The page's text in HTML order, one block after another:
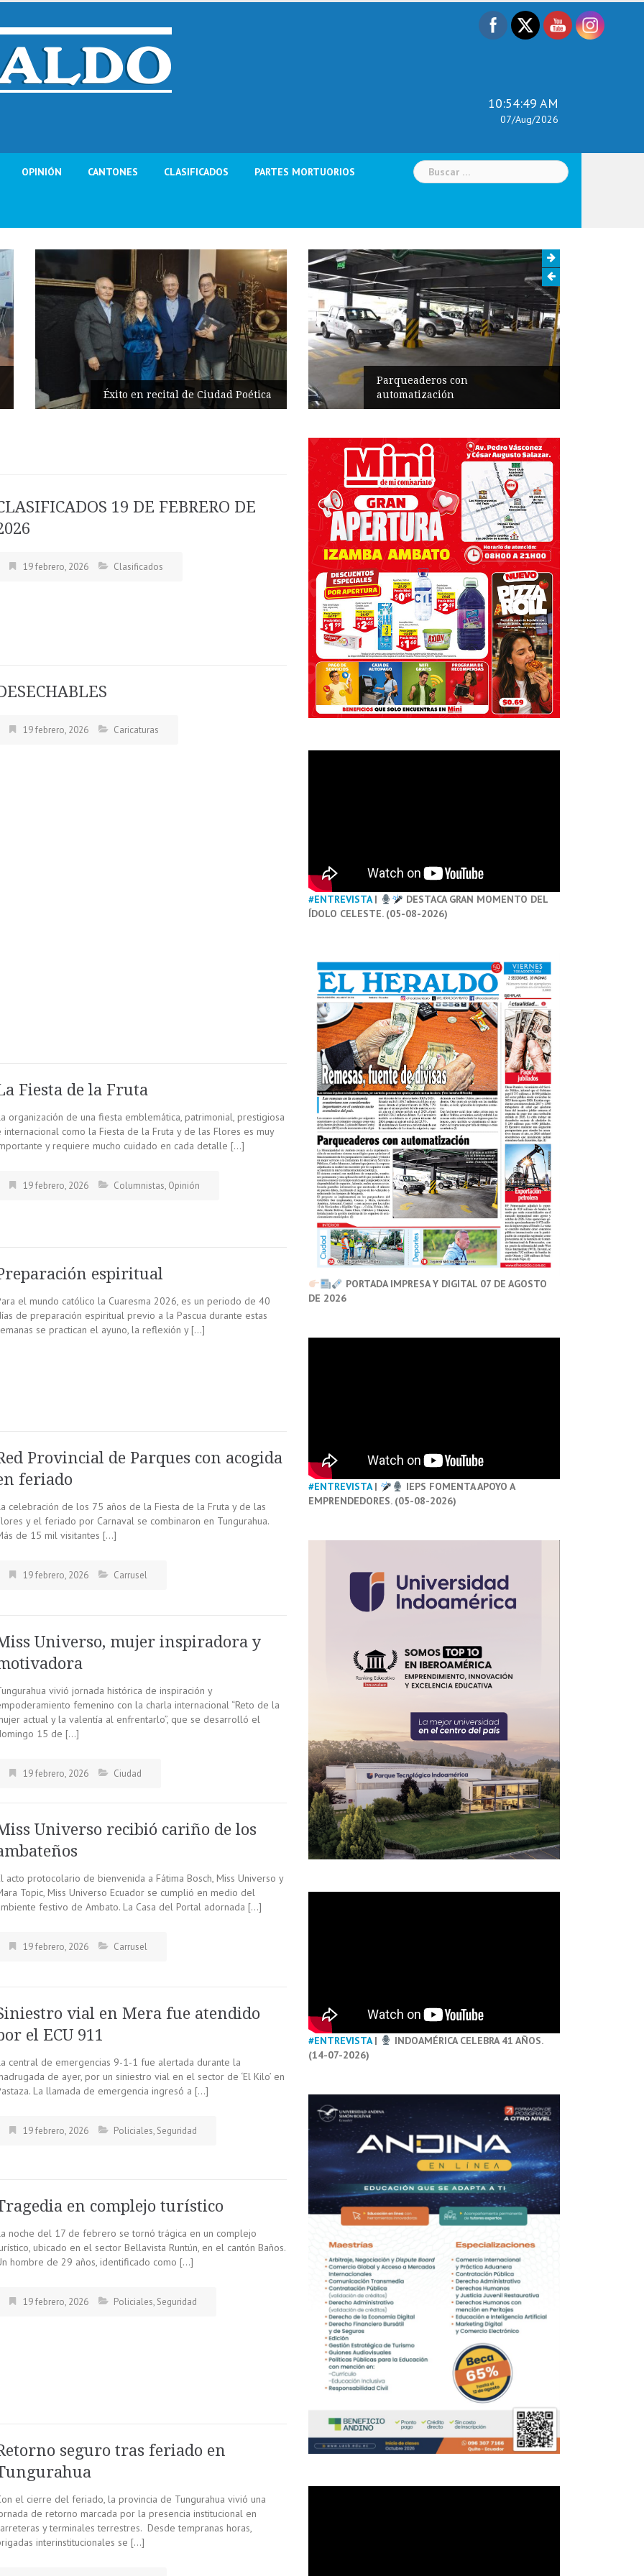
10:54:51 AM
07/Aug/2026
OPINIÓN CANTONES CLASIFICADOS PARTES MORTUORIOS Buscar:
recital de Ciudad Poética
Parqueaderos con
automatización
Agendan actividades del
19 DE FEBRERO DE
19 febrero, 2026 Clasificados
19 febrero, 2026 Caricaturas
Fiesta de la Fruta
organización de una fiesta emblemática, patrimonial, prestigiosa
internacional como la Fiesta de la Fruta y de las Flores es muy
y requiere mucho cuidado en cada detalle […]
19 febrero, 2026 Columnistas, Opinión
espiritual
el mundo católico la Cuaresma 2026, es un periodo de 40
de preparación espiritual previo a la Pascua durante estas
se practican el ayuno, la reflexión y […]
Provincial de Parques con acogida
feriado
celebración de los 75 años de la Fiesta de la Fruta y de las
y el feriado por Carnaval se combinaron en Tungurahua.
de 15 mil visitantes […]
19 febrero, 2026 Carrusel
Universo, mujer inspiradora y
vivió jornada histórica de inspiración y
femenino con la charla internacional “Reto de la
actual y la valentía al enfrentarlo”, que se desarrolló el
15 de […]
19 febrero, 2026 Ciudad
Universo recibió cariño de los
acto protocolario de bienvenida a Fátima Bosch, Miss Universo y
Topic, Miss Universo Ecuador se cumplió en medio del
festivo de Ambato. La Casa del Portal adornada […]
19 febrero, 2026 Carrusel
vial en Mera fue atendido
el ECU 911
central de emergencias 9-1-1 fue alertada durante la
de ayer, por un siniestro vial en el sector de ‘El Kilo’ en
La llamada de emergencia ingresó a […]
19 febrero, 2026 Policiales, Seguridad
en complejo turístico
noche del 17 de febrero se tornó trágica en un complejo
ubicado en el sector Bellavista Runtún, en el cantón Baños.
hombre de 29 años, identificado como […]
19 febrero, 2026 Policiales, Seguridad
seguro tras feriado en
el cierre del feriado, la provincia de Tungurahua vivió una
de retorno marcada por la presencia institucional en
y terminales terrestres. Desde tempranas horas,
interinstitucionales se […]
#ENTREVISTA|
DESTACA GRAN MOMENTO DEL
ÍDOLO CELESTE. (05-08-2026)
PORTADA IMPRESA Y DIGITAL 07 DE AGOSTO
DE 2026
#ENTREVISTA|
IEPS FOMENTA APOYO A
EMPRENDEDORES. (05-08-2026)
#ENTREVISTA|
INDOAMÉRICA CELEBRA 41 AÑOS.
(14-07-2026)